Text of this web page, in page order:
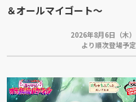
＆オールマイゴート～
2026年8月6日（木）
より順次登場予定